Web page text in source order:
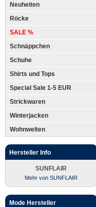
Neuheiten
Röcke
SALE %
Schnäppchen
Schuhe
Shirts und Tops
Special Sale 1-5 EUR
Strickwaren
Winterjacken
Wohnwelten
Hersteller Info
SUNFLAIR
Mehr von SUNFLAIR
Mode Hersteller